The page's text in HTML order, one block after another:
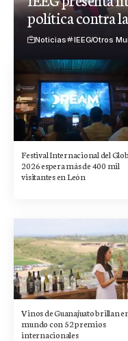
política contra
Noticias IEEGOtros
Festival Internacional del
2026 espera más de 400 mil
visitantes en León
Vinos de Guanajuato brillan
mundo con 52 premios
internacionales